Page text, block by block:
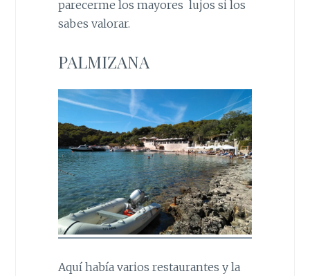
parecerme los mayores lujos si los
sabes valorar.
PALMIZANA
Aquí había varios restaurantes y la